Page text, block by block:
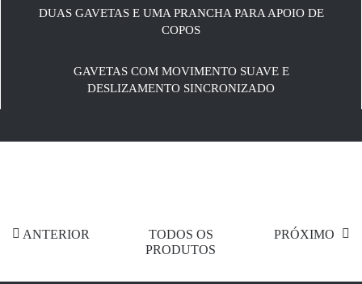
DUAS GAVETAS E UMA PRANCHA PARA APOIO DE
COPOS
GAVETAS COM MOVIMENTO SUAVE E
DESLIZAMENTO SINCRONIZADO
ANTERIOR
TODOS OS
PRODUTOS
PRÓXIMO